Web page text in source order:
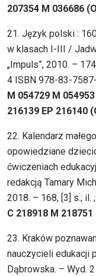
207354 M 036686
21. Język polski :
w klasach I-III /
„Impuls”, 2010. –
4 ISBN 978-83-
M 054729 M
216139 EP 216140
22. Kalendarz
opowiedziane
ćwiczeniach
redakcją Tamary
2018. – 168, [3] s.;
C 218918 M
23. Kraków
nauczycieli edukacji
Dąbrowska. – Wyd.